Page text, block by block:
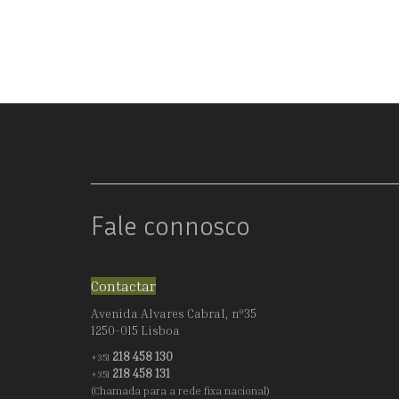
Fale connosco
Contactar
Avenida Alvares Cabral, nº35
1250-015 Lisboa
+351 218 458 130
+351 218 458 131
(Chamada para a rede fixa nacional)